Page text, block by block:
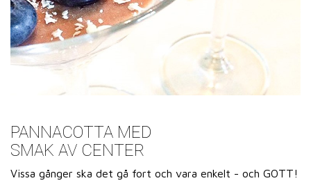
PANNACOTTA MED
SMAK AV CENTER
Vissa gånger ska det gå fort och vara enkelt - och GOTT!